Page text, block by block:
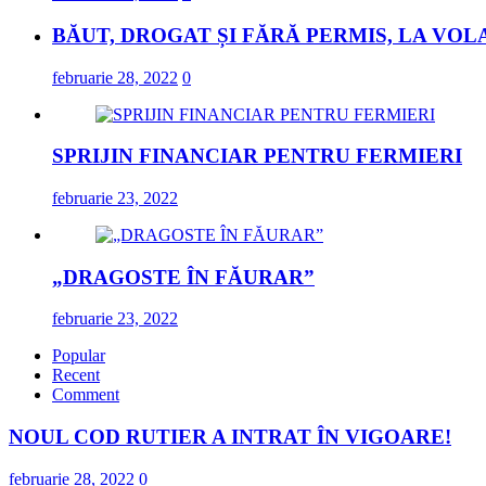
BĂUT, DROGAT ȘI FĂRĂ PERMIS, LA
februarie 28, 2022 0
SPRIJIN FINANCIAR PENTRU FERMIERI
februarie 23, 2022
„DRAGOSTE ÎN FĂURAR”
februarie 23, 2022
Popular
Recent
Comment
NOUL COD RUTIER A INTRAT ÎN VIGOARE!
februarie 28, 2022 0